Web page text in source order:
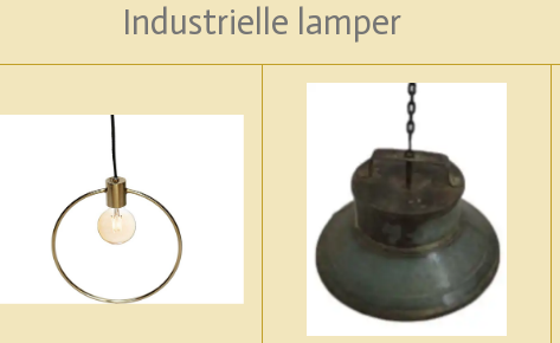
Industrielle lamper